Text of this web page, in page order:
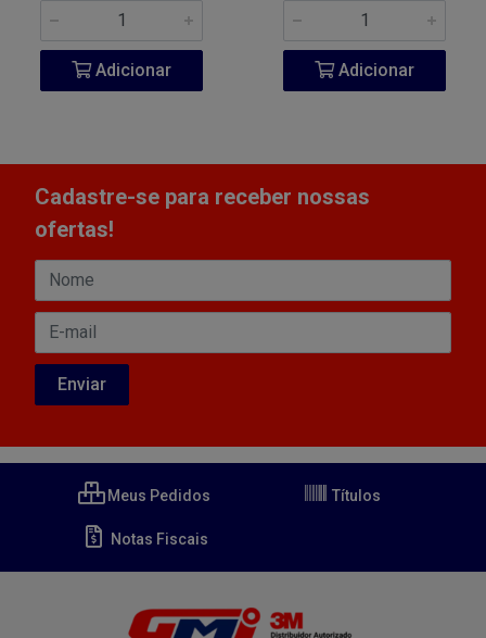
Adicionar Adicionar
Cadastre-se para receber nossas
ofertas!
Meus Pedidos Títulos
Notas Fiscais